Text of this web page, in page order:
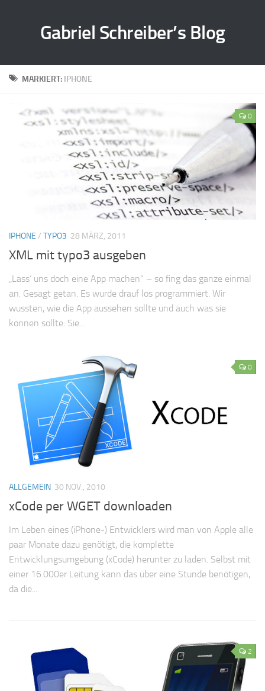
Gabriel Schreiber’s Blog
MARKIERT: IPHONE
0
IPHONE / TYPO3 28 MÄRZ, 2011
XML mit typo3 ausgeben
„Lass‘ uns doch eine App machen“ – so fing das ganze einmal
an. Gesagt getan. Es wurde drauf los programmiert. Wir
wussten, wie die App aussehen sollte und auch was sie
können sollte: Sie...
0
ALLGEMEIN 30 NOV., 2010
xCode per WGET downloaden
Im Leben eines (iPhone-) Entwicklers wird man von Apple alle
paar Monate dazu genötigt, die komplette
Entwicklungsumgebung (xCode) herunter zu laden. Selbst mit
einer 16.000er Leitung kann das über eine Stunde benötigen,
da die...
2